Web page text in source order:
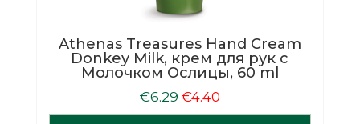
Athenas Treasures Hand Cream
Donkey Milk, крем для рук с
Молочком Ослицы, 60 ml
€6.29 Первоначальная
цена
€4.40Текущая
цена: